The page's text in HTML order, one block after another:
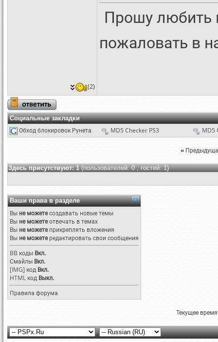
Прошу
пожаловать в
(2)
Социальные закладки
Обход блокировок Рунета MD5 Checker PS3 MD5
«
Здесь присутствуют: 1(пользователей: 0 , гостей: 1)
Ваши права в разделе
Вы не можетесоздавать новые темы
Вы не можетеотвечать в темах
Вы не можетеприкреплять вложения
Вы не можетередактировать свои сообщения
BB коды Вкл.
Смайлы Вкл.
[IMG] код Вкл.
HTML код Выкл.
Правила форума
Текущее